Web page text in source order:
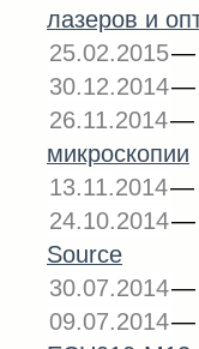
лазеров и
25.02.2015
30.12.2014
26.11.2014
микроскопии
13.11.2014
24.10.2014
Source
30.07.2014
09.07.2014